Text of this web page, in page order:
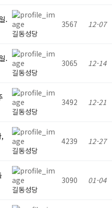
.
길동성당
3567 12-07
.
길동성당
3065 12-14
길동성당
3492 12-21
길동성당
4239 12-27
길동성당
3090 01-04